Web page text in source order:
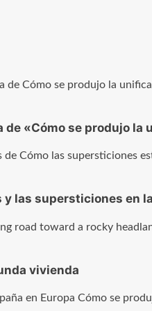
«Cómo se produjo
las supersticiones en
vivienda